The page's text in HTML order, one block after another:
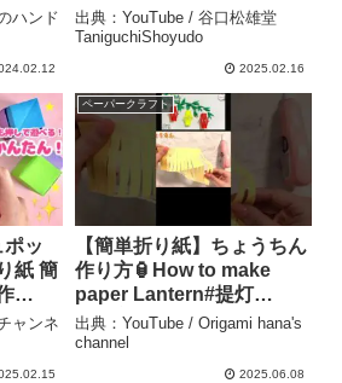
ごや
ート
ン
菓子
ンド
ハンド
出典：YouTube / 谷口松雄堂
TaniguchiShoyudo
2025.02.16
ポッ
紙 簡
ボ
り紙
ャンネ
ペーパークラフト
【簡単折り紙】ちょうちん
作り方🏮How to make
paper Lantern#提灯
#लालटेन#燈籠#lantern#칠
월칠석#등불#七夕#折り方
#おりがみ#origami#摺紙
出典：YouTube / Origami hana's
channel
2025.06.08